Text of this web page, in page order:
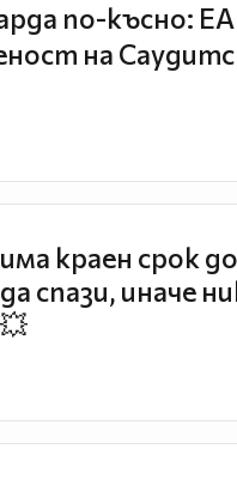
по-късно:
на
краен срок
спази, иначе